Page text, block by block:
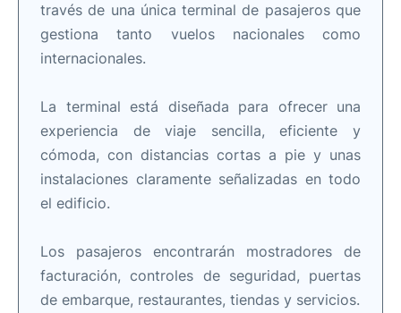
través de una única terminal de pasajeros que
gestiona tanto vuelos nacionales como
internacionales.
La terminal está diseñada para ofrecer una
experiencia de viaje sencilla, eficiente y
cómoda, con distancias cortas a pie y unas
instalaciones claramente señalizadas en todo
el edificio.
Los pasajeros encontrarán mostradores de
facturación, controles de seguridad, puertas
de embarque, restaurantes, tiendas y servicios.